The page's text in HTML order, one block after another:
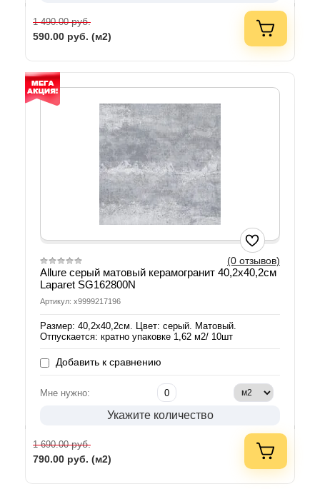
1 490.00руб.
590.00 руб. (м2)
(0 отзывов)
Allure серый матовый керамогранит 40,2х40,2см
Laparet SG162800N
Артикул: х9999217196
Размер: 40,2х40,2см. Цвет: серый. Матовый.
Отпускается: кратно упаковке 1,62 м2/ 10шт
Добавить к сравнению
Мне нужно:
Укажите количество
1 690.00руб.
790.00 руб. (м2)